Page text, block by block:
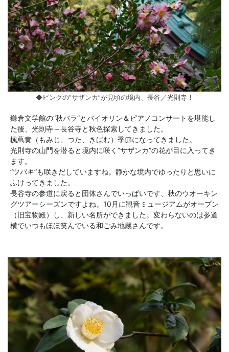
◆ピンクの”サザンカ”が見頃の境内、長谷／光則寺！
鎌倉文学館の”秋バラ”とバイオリン＆ピアノコンサートを堪能し
た後、光則寺～長谷寺と秋色探索してきました。
楓蔦黄（もみじ、つた、きばむ）季節になってきました。
光則寺の山門を潜ると境内に咲く”サザンカ”の花が目に入ってき
ます。
”ツバキ”も咲きだしていますね。静かな境内でゆったりと思いに
ふけってきました。
長谷寺の参道に戻ると団体さんでいっぱいです、秋のウオーキン
グツアーシーズンですよね。10月に観音ミュージアムがオープン
（旧宝物殿）し、新しい名所ができました。変わらないのは参道
横でいつもほほ笑んでいる和ごみ地蔵さんです。